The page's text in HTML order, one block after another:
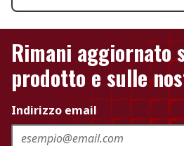
Rimani aggiornato
prodotto e sulle
Indirizzo email